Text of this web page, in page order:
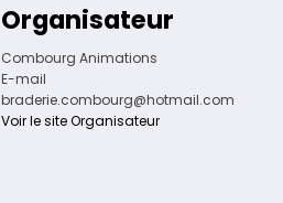
Organisateur
Combourg Animations
E-mail
braderie.combourg@hotmail.com
Voir le site Organisateur